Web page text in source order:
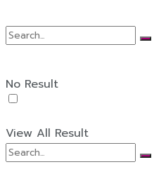
No Result
View All Result